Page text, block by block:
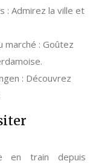
: Admirez la ville et
marché : Goûtez
: Découvrez
en train depuis